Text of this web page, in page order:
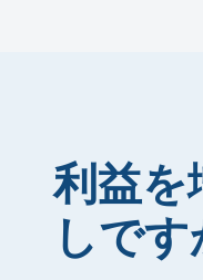
利益を
しです